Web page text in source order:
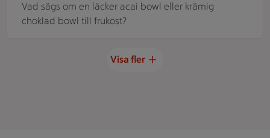
Vad sägs om en läcker acai bowl eller krämig
choklad bowl till frukost?
Visa fler